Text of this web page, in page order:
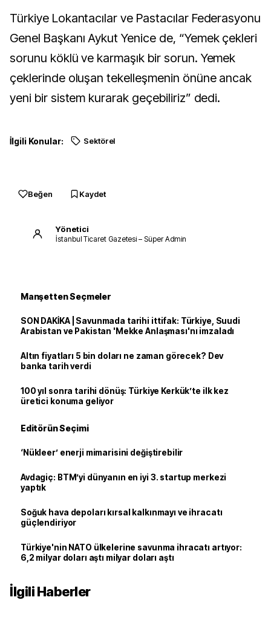
Türkiye Lokantacılar ve Pastacılar Federasyonu
Genel Başkanı Aykut Yenice de, “Yemek çekleri
sorunu köklü ve karmaşık bir sorun. Yemek
çeklerinde oluşan tekelleşmenin önüne ancak
yeni bir sistem kurarak geçebiliriz” dedi.
İlgili Konular: Sektörel
Beğen Kaydet
Yönetici
İstanbul Ticaret Gazetesi – Süper Admin
Manşetten Seçmeler
SON DAKİKA | Savunmada tarihi ittifak: Türkiye, Suudi
Arabistan ve Pakistan 'Mekke Anlaşması'nı imzaladı
Altın fiyatları 5 bin doları ne zaman görecek? Dev
banka tarih verdi
100 yıl sonra tarihi dönüş: Türkiye Kerkük’te ilk kez
üretici konuma geliyor
Editörün Seçimi
‘Nükleer’ enerji mimarisini değiştirebilir
Avdagiç: BTM’yi dünyanın en iyi 3. startup merkezi
yaptık
Soğuk hava depoları kırsal kalkınmayı ve ihracatı
güçlendiriyor
Türkiye'nin NATO ülkelerine savunma ihracatı artıyor:
6,2 milyar doları aştı milyar doları aştı
İlgili Haberler